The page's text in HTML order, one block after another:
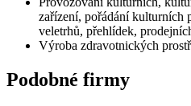
zařízení, pořádání kulturních
veletrhů, přehlídek,
Výroba zdravotnických
Podobné firmy